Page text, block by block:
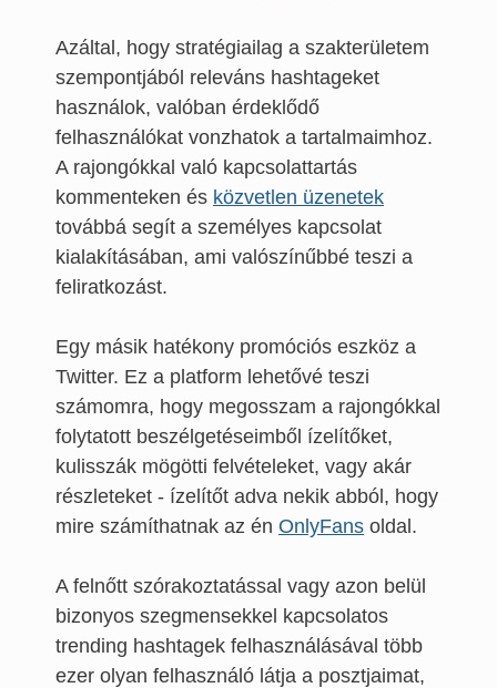
Azáltal, hogy stratégiailag a szakterületem
szempontjából releváns hashtageket
használok, valóban érdeklődő
felhasználókat vonzhatok a tartalmaimhoz.
A rajongókkal való kapcsolattartás
kommenteken és közvetlen üzenetek
továbbá segít a személyes kapcsolat
kialakításában, ami valószínűbbé teszi a
feliratkozást.
Egy másik hatékony promóciós eszköz a
Twitter. Ez a platform lehetővé teszi
számomra, hogy megosszam a rajongókkal
folytatott beszélgetéseimből ízelítőket,
kulisszák mögötti felvételeket, vagy akár
részleteket - ízelítőt adva nekik abból, hogy
mire számíthatnak az én OnlyFans oldal.
A felnőtt szórakoztatással vagy azon belül
bizonyos szegmensekkel kapcsolatos
trending hashtagek felhasználásával több
ezer olyan felhasználó látja a posztjaimat,